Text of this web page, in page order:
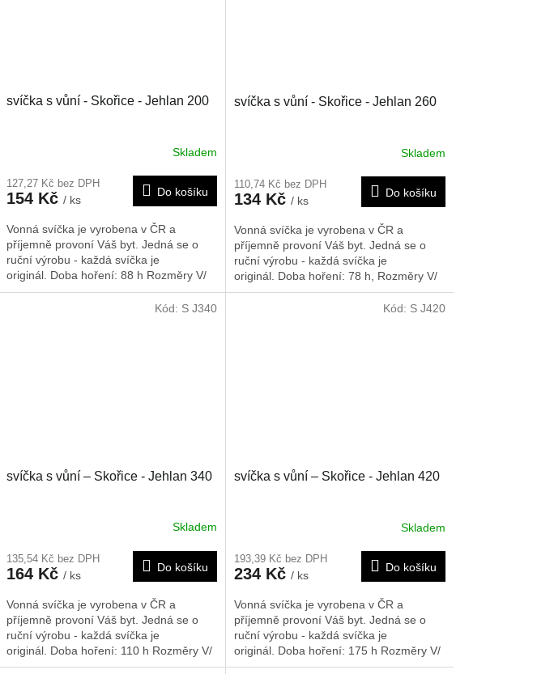
svíčka s vůní - Skořice - Jehlan 200
Skladem
127,27 Kč bez DPH
154 Kč / ks
Do košíku
Vonná svíčka je vyrobena v ČR a
příjemně provoní Váš byt. Jedná se o
ruční výrobu - každá svíčka je
originál. Doba hoření: 88 h Rozměry V/
Š/H: 200/90/90 mm
svíčka s vůní - Skořice - Jehlan 260
Skladem
110,74 Kč bez DPH
134 Kč / ks
Do košíku
Vonná svíčka je vyrobena v ČR a
příjemně provoní Váš byt. Jedná se o
ruční výrobu - každá svíčka je
originál. Doba hoření: 78 h, Rozměry V/
Š/H: 260/55/55 mm
svíčka s vůní – Skořice - Jehlan 340
Skladem
135,54 Kč bez DPH
164 Kč / ks
Do košíku
Vonná svíčka je vyrobena v ČR a
příjemně provoní Váš byt. Jedná se o
ruční výrobu - každá svíčka je
originál. Doba hoření: 110 h Rozměry V/
Š/H: 340/60/60 mm
Kód: S J340
svíčka s vůní – Skořice - Jehlan 420
Skladem
193,39 Kč bez DPH
234 Kč / ks
Do košíku
Vonná svíčka je vyrobena v ČR a
příjemně provoní Váš byt. Jedná se o
ruční výrobu - každá svíčka je
originál. Doba hoření: 175 h Rozměry V/
Š/H: 420/80/80 mm
Kód: S J420